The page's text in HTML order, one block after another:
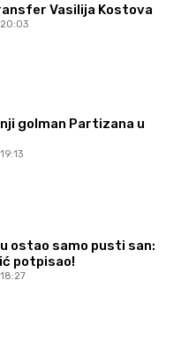
Vasilija Kostova
golman Partizana u
ostao samo pusti san:
potpisao!